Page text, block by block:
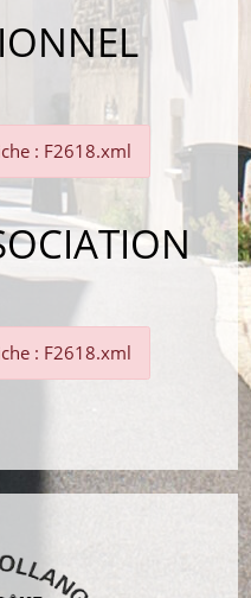
: F2618.xml
: F2618.xml